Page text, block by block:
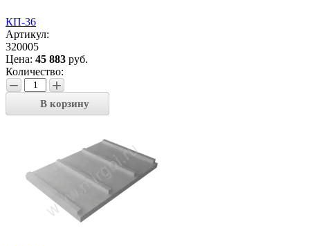
КП-36
Артикул:
320005
Цена: 45 883 руб.
Количество:
− +
В корзину